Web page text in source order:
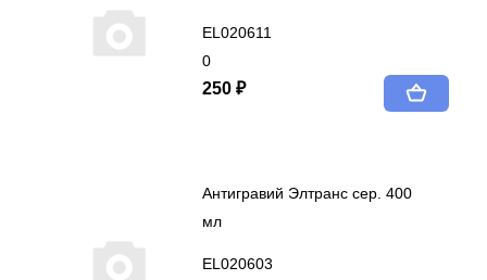
EL020611
0
250 ₽
Антигравий Элтранс сер. 400
мл
EL020603